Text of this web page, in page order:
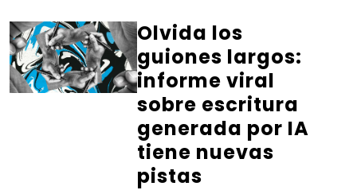
Olvida los
guiones largos:
informe viral
sobre escritura
generada por IA
tiene nuevas
pistas